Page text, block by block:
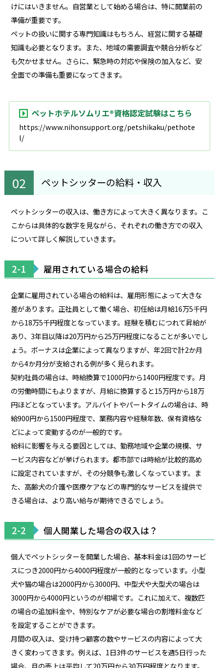
けにはいきません。自営業として始める場合は、特に開業前の
準備が重要です。
ペットの扱いに関する専門知識はもちろん、経営に関する基礎
知識も必要となります。また、地域の需要調査や競合分析など
も欠かせません。さらに、緊急時の対応や保険の加入など、安
全面での準備も重要になってきます。
ペットホテルソムリエ®資格認定試験はこちら
https://www.nihonsupport.org/petshikaku/pethote
l/
ペットシッターの給料・収入
ペットシッターの収入は、働き方によって大きく異なります。こ
こからは具体的な数字を見ながら、それぞれの働き方での収入
について詳しく解説していきます。
2-1 雇用されている場合の給料
企業に雇用されている場合の給料は、雇用形態によって大きな
差があります。正社員として働く場合、初任給は月給16万5千円
から18万5千円程度となっています。経験を積むにつれて昇給が
あり、3年目以降は20万円から25万円程度になることが多いでし
ょう。ボーナスは企業によって異なりますが、年2回で計2か月
から4か月分が支給される例が多く見られます。
契約社員の場合は、時給換算で1000円から1400円程度です。月
の労働時間にもよりますが、月給に換算すると15万円から18万
円ほどとなっています。アルバイトやパートタイムの場合は、時
給900円から1500円程度で、業務内容や経験年数、保有資格な
どによって変動するのが一般的です。
給料に影響を与える要因としては、勤務地域や企業の規模、サ
ービス内容などが挙げられます。都市部では時給が比較的高め
に設定されていますが、その分競争も激しくなっています。ま
た、高齢犬の介護や医療ケアなどの専門的なサービスを提供で
きる場合は、より高い給与が期待できるでしょう。
2-2 個人開業した場合の収入は？
個人でペットシッターを開業した場合、基本料金は1回のサービ
スにつき2000円から4000円程度が一般的となっています。小型
犬や猫の場合は2000円から3000円、中型犬や大型犬の場合は
3000円から4000円というのが相場です。これに加えて、複数匹
の場合の追加料金や、特別なケアが必要な場合の割増料金など
を設定することができます。
月間の収入は、受け持つ顧客の数やサービスの内容によって大
きく変わってきます。例えば、1日3件のサービスを週5日行った
場合、月の売上は平均して20万円から30万円程度となります。